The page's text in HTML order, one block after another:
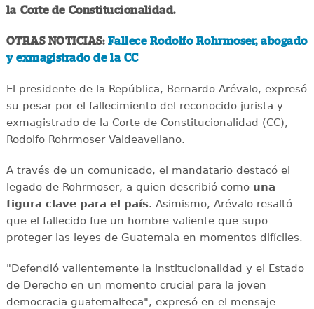
la Corte de Constitucionalidad.
OTRAS NOTICIAS: Fallece Rodolfo Rohrmoser, abogado
y exmagistrado de la CC
El presidente de la República, Bernardo Arévalo, expresó
su pesar por el fallecimiento del reconocido jurista y
exmagistrado de la Corte de Constitucionalidad (CC),
Rodolfo Rohrmoser Valdeavellano.
A través de un comunicado, el mandatario destacó el
legado de Rohrmoser, a quien describió comouna
figura clave para el país. Asimismo, Arévalo resaltó
que el fallecido fue un hombre valiente que supo
proteger las leyes de Guatemala en momentos difíciles.
"Defendió valientemente la institucionalidad y el Estado
de Derecho en un momento crucial para la joven
democracia guatemalteca", expresó en el mensaje